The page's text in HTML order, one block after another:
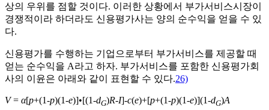
상의 우위를 점할 것이다. 이러한 상황에서 부가서비스시장이
경쟁적이라 하더라도 신용평가사는 양의 순수익을 얻을 수 있
다.
신용평가를 수행하는 기업으로부터 부가서비스를 제공할 때
얻는 순수익을 A라고 하자. 부가서비스를 포함한 신용평가회
사의 이윤은 아래와 같이 표현할 수 있다.26)
V= α[p+(1-p)(1-e)]•[(1-dG)R-I]-c(e)+[p+(1-p)(1-e)](1-dG)A